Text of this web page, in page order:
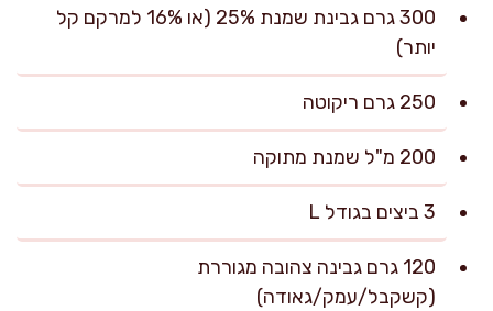
300 גרם גבינת שמנת 25% (או 16% למרקם קל
יותר)
250 גרם ריקוטה
200 מ"ל שמנת מתוקה
3 ביצים בגודל L
120 גרם גבינה צהובה מגוררת
(קשקבל/עמק/גאודה)